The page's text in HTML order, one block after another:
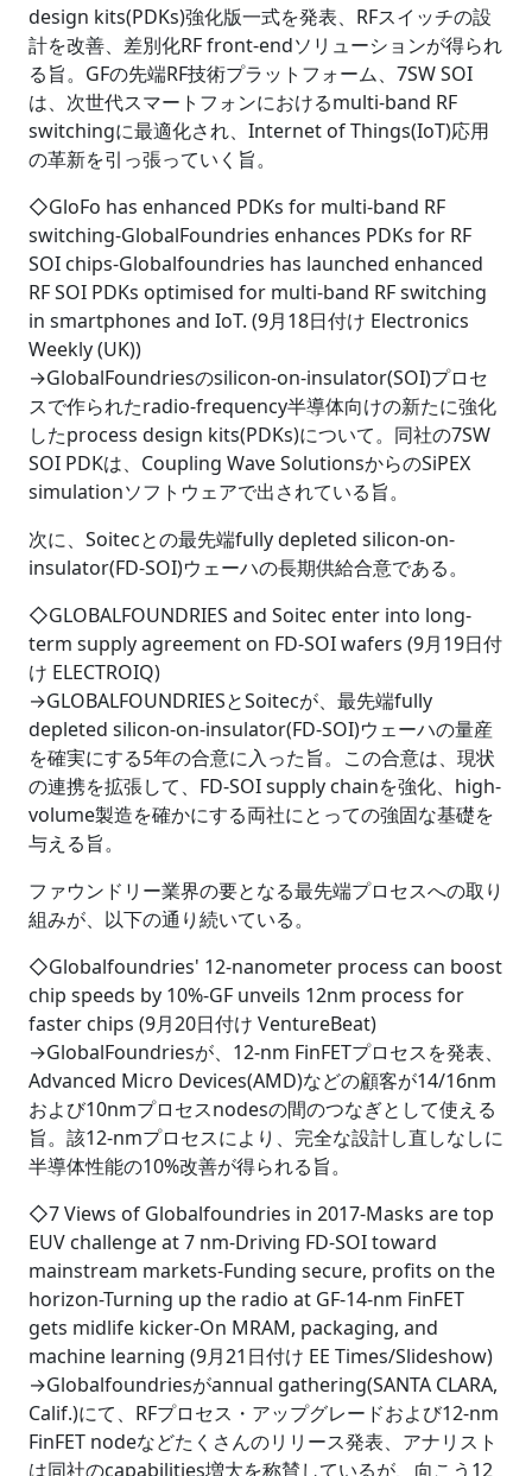
design kits(PDKs)強化版一式を発表、RFスイッチの設
計を改善、差別化RF front-endソリューションが得られ
る旨。GFの先端RF技術プラットフォーム、7SW SOI
は、次世代スマートフォンにおけるmulti-band RF
switchingに最適化され、Internet of Things(IoT)応用
の革新を引っ張っていく旨。
◇GloFo has enhanced PDKs for multi-band RF
switching-GlobalFoundries enhances PDKs for RF
SOI chips-Globalfoundries has launched enhanced
RF SOI PDKs optimised for multi-band RF switching
in smartphones and IoT. (9月18日付け Electronics
Weekly (UK))
→GlobalFoundriesのsilicon-on-insulator(SOI)プロセ
スで作られたradio-frequency半導体向けの新たに強化
したprocess design kits(PDKs)について。同社の7SW
SOI PDKは、Coupling Wave SolutionsからのSiPEX
simulationソフトウェアで出されている旨。
次に、Soitecとの最先端fully depleted silicon-on-
insulator(FD-SOI)ウェーハの長期供給合意である。
◇GLOBALFOUNDRIES and Soitec enter into long-
term supply agreement on FD-SOI wafers (9月19日付
け ELECTROIQ)
→GLOBALFOUNDRIESとSoitecが、最先端fully
depleted silicon-on-insulator(FD-SOI)ウェーハの量産
を確実にする5年の合意に入った旨。この合意は、現状
の連携を拡張して、FD-SOI supply chainを強化、high-
volume製造を確かにする両社にとっての強固な基礎を
与える旨。
ファウンドリー業界の要となる最先端プロセスへの取り
組みが、以下の通り続いている。
◇Globalfoundries' 12-nanometer process can boost
chip speeds by 10%-GF unveils 12nm process for
faster chips (9月20日付け VentureBeat)
→GlobalFoundriesが、12-nm FinFETプロセスを発表、
Advanced Micro Devices(AMD)などの顧客が14/16nm
および10nmプロセスnodesの間のつなぎとして使える
旨。該12-nmプロセスにより、完全な設計し直しなしに
半導体性能の10%改善が得られる旨。
◇7 Views of Globalfoundries in 2017-Masks are top
EUV challenge at 7 nm-Driving FD-SOI toward
mainstream markets-Funding secure, profits on the
horizon-Turning up the radio at GF-14-nm FinFET
gets midlife kicker-On MRAM, packaging, and
machine learning (9月21日付け EE Times/Slideshow)
→Globalfoundriesがannual gathering(SANTA CLARA,
Calif.)にて、RFプロセス・アップグレードおよび12-nm
FinFET nodeなどたくさんのリリース発表、アナリスト
は同社のcapabilities増大を称賛しているが、向こう12